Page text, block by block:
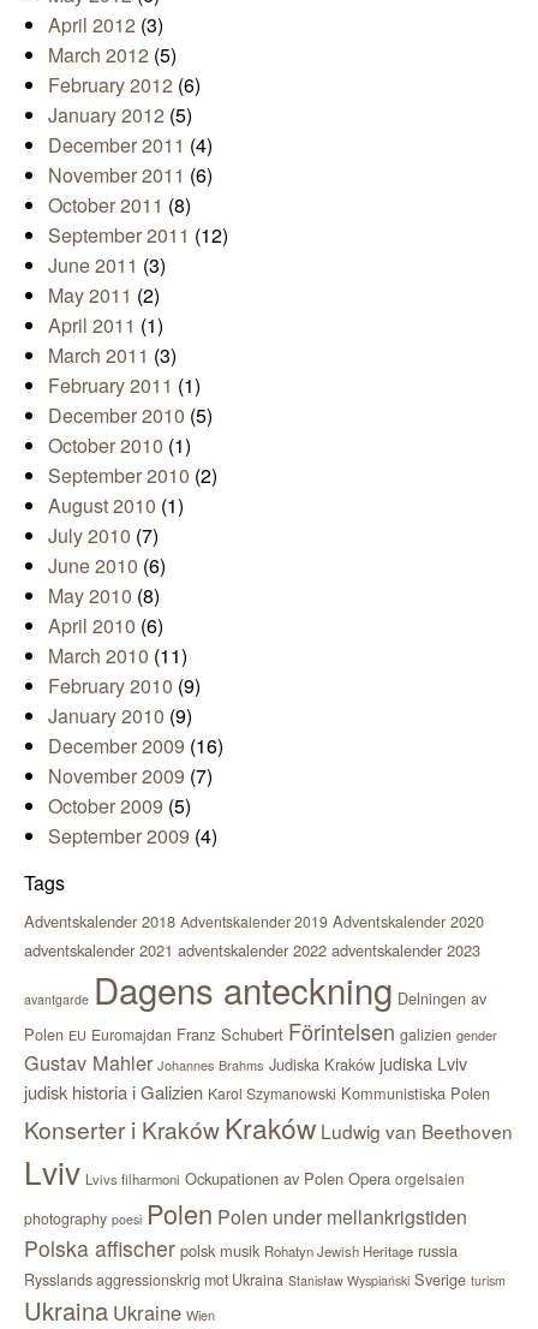
April 2012 (3)
March 2012 (5)
February 2012 (6)
January 2012 (5)
December 2011 (4)
November 2011 (6)
October 2011 (8)
September 2011 (12)
June 2011 (3)
May 2011 (2)
April 2011 (1)
March 2011 (3)
February 2011 (1)
December 2010 (5)
October 2010 (1)
September 2010 (2)
August 2010 (1)
July 2010 (7)
June 2010 (6)
May 2010 (8)
April 2010 (6)
March 2010 (11)
February 2010 (9)
January 2010 (9)
December 2009 (16)
November 2009 (7)
October 2009 (5)
September 2009 (4)
Tags
Adventskalender 2018 Adventskalender 2019 Adventskalender 2020
adventskalender 2021 adventskalender 2022 adventskalender 2023
avantgarde Dagens anteckning Delningen av
Polen EU Euromajdan Franz Schubert Förintelsen galizien gender
Gustav Mahler Johannes Brahms Judiska Kraków judiska Lviv
judisk historia i Galizien Karol Szymanowski Kommunistiska Polen
Konserter i KrakówKraków Ludwig van Beethoven
Lviv Lvivs filharmoni Ockupationen av Polen Opera orgelsalen
photography poesi Polen Polen under mellankrigstiden
Polska affischer polsk musik Rohatyn Jewish Heritage russia
Rysslands aggressionskrig mot Ukraina Stanisław Wyspiański Sverige turism
Ukraina Ukraine Wien